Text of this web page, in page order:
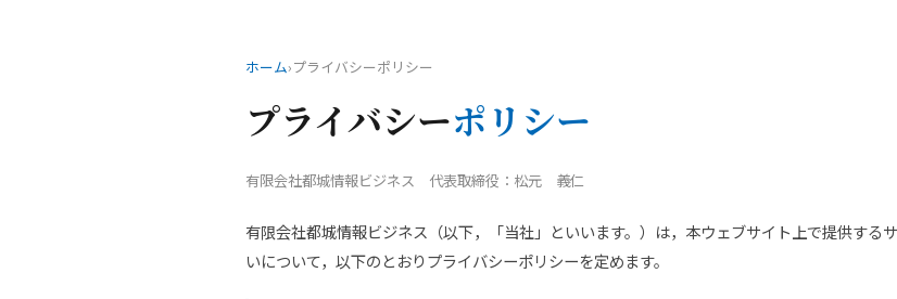
ホーム›プライバシーポリシー
プライバシーポリシー
有限会社都城情報ビジネス 代表取締役：松元 義仁
有限会社都城情報ビジネス（以下，「当社」といいます。）は，本ウェブサイト上で提供する
いについて，以下のとおりプライバシーポリシーを定めます。